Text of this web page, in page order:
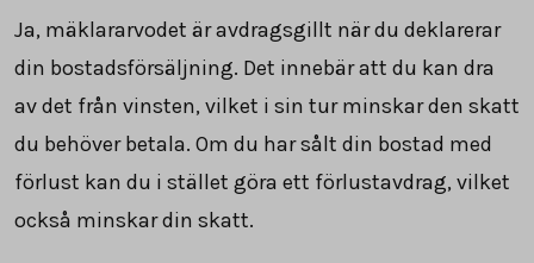
Ja, mäklararvodet är avdragsgillt när du deklarerar
din bostadsförsäljning. Det innebär att du kan dra
av det från vinsten, vilket i sin tur minskar den skatt
du behöver betala. Om du har sålt din bostad med
förlust kan du i stället göra ett förlustavdrag, vilket
också minskar din skatt.